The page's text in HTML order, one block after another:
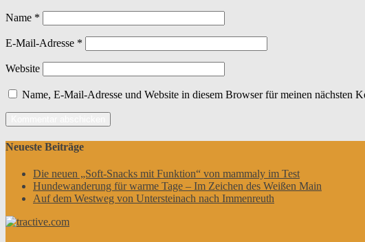
Name *
E-Mail-Adresse *
Website
Name, E-Mail-Adresse und Website in diesem Browser für meinen nächsten
Neueste Beiträge
Die neuen „Soft-Snacks mit Funktion“ von mammaly im Test
Hundewanderung für warme Tage – Im Zeichen des Weißen Main
Auf dem Westweg von Untersteinach nach Immenreuth